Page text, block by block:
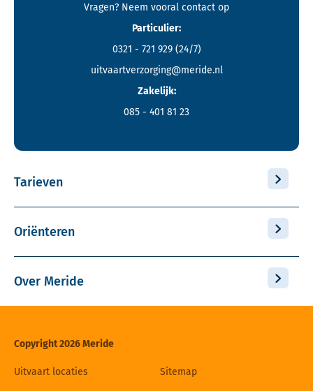
Vragen? Neem vooral contact op
Particulier:
0321 - 721 929 (24/7)
uitvaartverzorging@meride.nl
Zakelijk:
085 - 401 81 23
Tarieven
Oriënteren
Over Meride
Copyright 2026 Meride
Uitvaart locaties Sitemap